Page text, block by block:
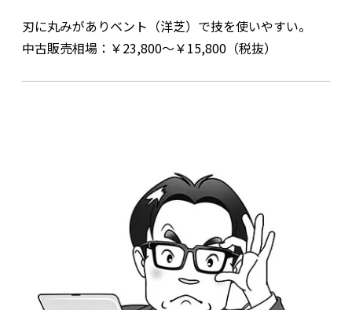
刃に丸みがありベント（洋芝）で技を使いやすい。
中古販売相場：￥23,800～￥15,800（税抜）